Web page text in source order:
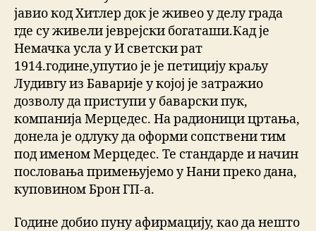
јавио код Хитлер док је живео у делу града
где су живели јеврејски богаташи.Кад је
Немачка усла у И светски рат
1914.године,упутио је је петицију краљу
Лудивгу из Баварије у којој је затражио
дозволу да приступи у баварски пук,
компанија Мерцедес. На радионици цртања,
донела је одлуку да оформи сопствени тим
под именом Мерцедес. Те стандарде и начин
пословања примењујемо у Нани преко дана,
куповином Брон ГП-а.
Године добио пуну афирмацију, као да нешто